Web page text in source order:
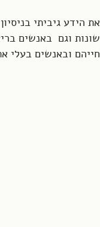
את הידע גיביתי
שונות וגם באנשים
חייהם ובאנשים בעלי